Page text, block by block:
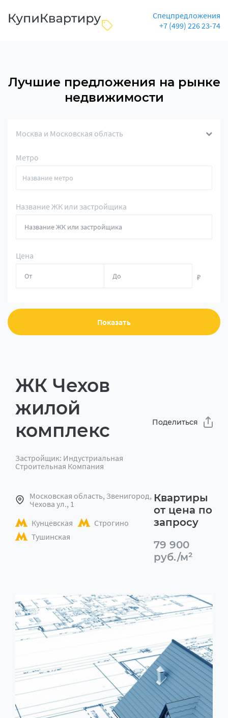
Спецпредложения
+7 (499) 226 23-74
Лучшие предложения на рынке
недвижимости
Москва и Московская область
Метро
Название ЖК или застройщика
Цена
₽
Показать
ЖК Чехов
жилой
комплекс
Застройщик: Индустриальная
Строительная Компания
Поделиться
Московская область, Звенигород,
Чехова ул., 1
Кунцевская
Строгино
Тушинская
Квартиры
от цена по
запросу
79 900
руб./м²